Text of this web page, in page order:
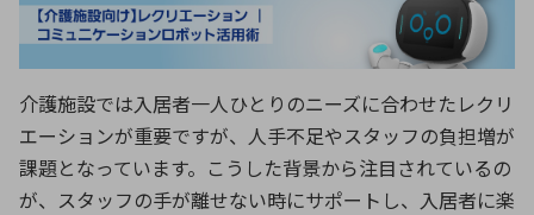
ロボティクス（AI）
データセンタ・クラウド
品質管理・検査
接着・接合
民生 医療
ICTソリューション 組立・ロボティクス
レーザー・光学部品 組込コンピュータ
D
E
F G
H
I
J K
L
M
N O
P
介護施設では入居者一人ひとりのニーズに合わせたレクリ
エーションが重要ですが、人手不足やスタッフの負担増が
課題となっています。こうした背景から注目されているの
が、スタッフの手が離せない時にサポートし、入居者に楽